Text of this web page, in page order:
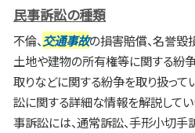
民事訴訟の種類
不倫、交通事故の損害賠償、名誉毀
土地や建物の所有権等に関する紛
取りなどに関する紛争を取り扱って
訟に関する詳細な情報を解説して
事訴訟には、通常訴訟、手形小切手